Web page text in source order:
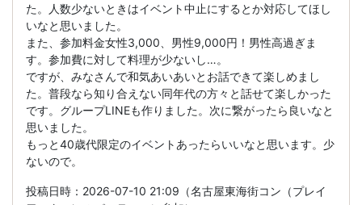
た。人数少ないときはイベント中止にするとか対応してほし
いなと思いました。
また、参加料金女性3,000、男性9,000円！男性高過ぎま
す。参加費に対して料理が少ないし…。
ですが、みなさんで和気あいあいとお話できて楽しめまし
た。普段なら知り合えない同年代の方々と話せて楽しかった
です。グループLINEも作りました。次に繋がったら良いなと
思いました。
もっと40歳代限定のイベントあったらいいなと思います。少
ないので。
投稿日時：2026-07-10 21:09（名古屋東海街コン（プレイ